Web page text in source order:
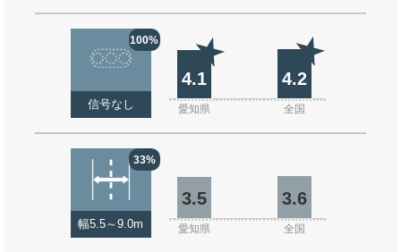
100%
信号なし
4.1 4.2
愛知県 全国
33%
幅5.5～9.0m
3.5 3.6
愛知県 全国